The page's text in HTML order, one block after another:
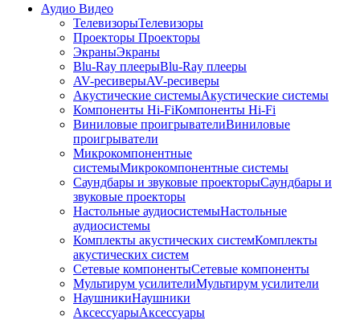
Аудио Видео
ТелевизорыТелевизоры
Проекторы Проекторы
ЭкраныЭкраны
Blu-Ray плеерыBlu-Ray плееры
AV-ресиверыAV-ресиверы
Акустические системыАкустические системы
Компоненты Hi-FiКомпоненты Hi-Fi
Виниловые проигрывателиВиниловые
проигрыватели
Микрокомпонентные
системыМикрокомпонентные системы
Саундбары и звуковые проекторыСаундбары и
звуковые проекторы
Настольные аудиосистемыНастольные
аудиосистемы
Комплекты акустических системКомплекты
акустических систем
Сетевые компонентыСетевые компоненты
Мультирум усилителиМультирум усилители
НаушникиНаушники
АксессуарыАксессуары